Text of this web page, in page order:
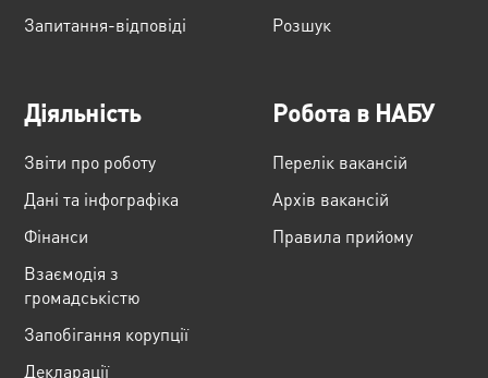
Запитання-відповіді
Розшук
Діяльність
Звіти про роботу
Дані та інфографіка
Фінанси
Взаємодія з
громадськістю
Запобігання корупції
Декларації
Робота в НАБУ
Перелік вакансій
Архів вакансій
Правила прийому